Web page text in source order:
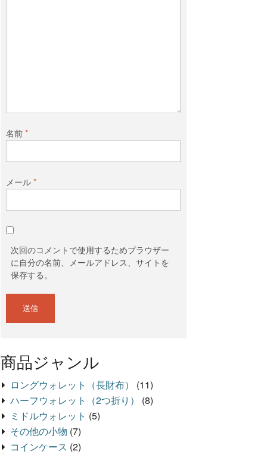
名前*
メール*
次回のコメントで使用するためブラウザー
に自分の名前、メールアドレス、サイトを
保存する。
商品ジャンル
ロングウォレット（長財布）
(11)
ハーフウォレット（2つ折り）
(8)
ミドルウォレット (5)
その他の小物 (7)
コインケース (2)